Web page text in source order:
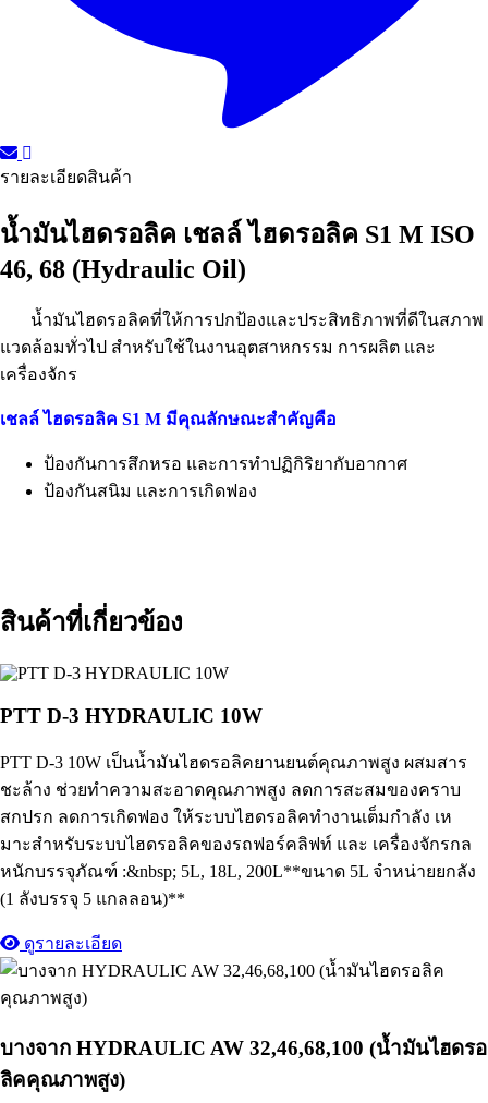
รายละเอียดสินค้า
น้ำมันไฮดรอลิค เชลล์ ไฮดรอลิค S1 M ISO
46, 68 (Hydraulic Oil)
น้ำมันไฮดรอลิคที่ให้การปกป้องและประสิทธิภาพที่ดีในสภาพ
แวดล้อมทั่วไป สำหรับใช้ในงานอุตสาหกรรม การผลิต และ
เครื่องจักร
เชลล์ ไฮดรอลิค S1 M มีคุณลักษณะสำคัญคือ
ป้องกันการสึกหรอ และการทำปฏิกิริยากับอากาศ
ป้องกันสนิม และการเกิดฟอง
สินค้าที่เกี่ยวข้อง
PTT D-3 HYDRAULIC 10W
PTT D-3 10W เป็นน้ำมันไฮดรอลิคยานยนต์คุณภาพสูง ผสมสาร
ชะล้าง ช่วยทําความสะอาดคุณภาพสูง ลดการสะสมของคราบ
สกปรก ลดการเกิดฟอง ให้ระบบไฮดรอลิคทํางานเต็มกําลัง เห
มาะสําหรับระบบไฮดรอลิคของรถฟอร์คลิฟท์ และ เครื่องจักรกล
หนักบรรจุภัณฑ์ :&nbsp; 5L, 18L, 200L**ขนาด 5L จำหน่ายยกลัง
(1 ลังบรรจุ 5 แกลลอน)**
ดูรายละเอียด
บางจาก HYDRAULIC AW 32,46,68,100 (น้ำมันไฮดรอ
ลิคคุณภาพสูง)